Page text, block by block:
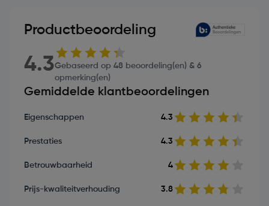
Productbeoordeling
4.3Gebaseerd op 48 beoordeling(en) & 6
opmerking(en)
Gemiddelde klantbeoordelingen
Eigenschappen 4.3
Prestaties 4.3
Betrouwbaarheid 4
Prijs-kwaliteitverhouding 3.8